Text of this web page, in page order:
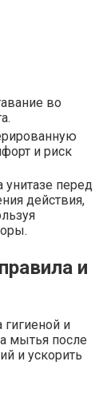
во
и риск
унитазе перед
действия,
и
и
мытья после
и ускорить